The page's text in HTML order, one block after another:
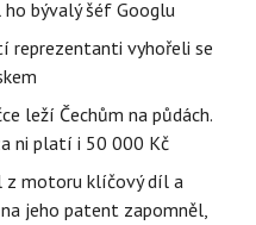
bývalý šéf Googlu
reprezentanti vyhořeli se
leží Čechům na půdách.
ni platí i 50 000 Kč
z motoru klíčový díl a
jeho patent zapomněl,